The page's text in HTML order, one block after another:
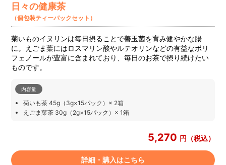
日々の健康茶
（個包装ティーパックセット）
菊いものイヌリンは毎日摂ることで善玉菌を育み健やかな腸
に。えごま葉にはロスマリン酸やルテオリンなどの有益なポリ
フェノールが豊富に含まれており、毎日のお茶で摂り続けたい
ものです。
内容量
菊いも茶 45g（3g×15パック）× 2箱
えごま葉茶 30g（2g×15パック）× 1箱
5,270 円（税込）
詳細・購入はこちら